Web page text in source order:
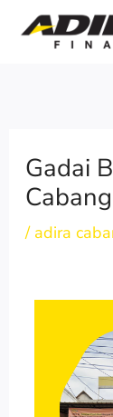
Gadai
/ adira